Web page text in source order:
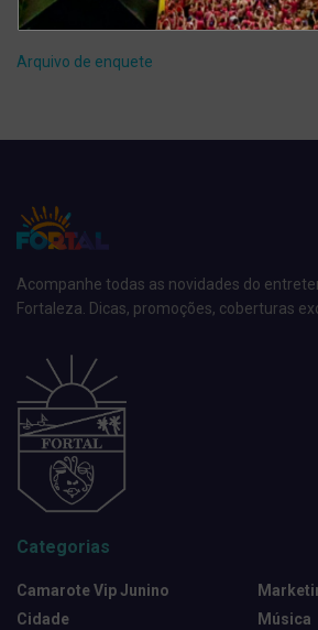
Ver resultados
Arquivo de enquete
Acompanhe todas as novidades do
Fortaleza. Dicas, promoções, coberturas
Categorias
Camarote Vip Junino
Cidade
Música